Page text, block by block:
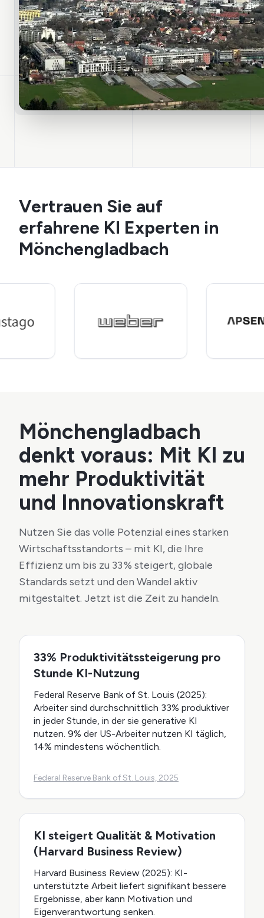
Vertrauen Sie auf
erfahrene KI Experten in
Mönchengladbach
Mönchengladbach
denkt voraus: Mit KI zu
mehr Produktivität
und Innovationskraft
Nutzen Sie das volle Potenzial eines starken
Wirtschaftsstandorts – mit KI, die Ihre
Effizienz um bis zu 33 % steigert, globale
Standards setzt und den Wandel aktiv
mitgestaltet. Jetzt ist die Zeit zu handeln.
33% Produktivitätssteigerung pro
Stunde KI-Nutzung
Federal Reserve Bank of St. Louis (2025):
Arbeiter sind durchschnittlich 33% produktiver
in jeder Stunde, in der sie generative KI
nutzen. 9% der US-Arbeiter nutzen KI täglich,
14% mindestens wöchentlich.
Federal Reserve Bank of St. Louis, 2025
KI steigert Qualität & Motivation
(Harvard Business Review)
Harvard Business Review (2025): KI-
unterstützte Arbeit liefert signifikant bessere
Ergebnisse, aber kann Motivation und
Eigenverantwortung senken.